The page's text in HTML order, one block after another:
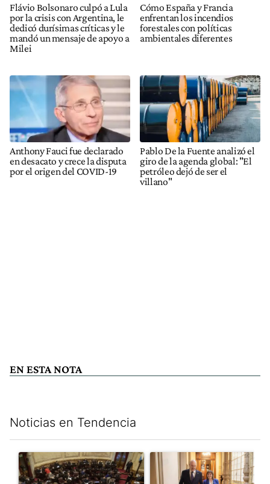
Flávio Bolsonaro culpó a Lula
por la crisis con Argentina, le
dedicó durísimas críticas y le
mandó un mensaje de apoyo a
Milei
Cómo España y Francia
enfrentan los incendios
forestales con políticas
ambientales diferentes
Anthony Fauci fue declarado
en desacato y crece la disputa
por el origen del COVID-19
Pablo De la Fuente analizó el
giro de la agenda global: "El
petróleo dejó de ser el
villano"
EN ESTA NOTA
Noticias en Tendencia
Un artículo de tendencia con el título "El Senado dio media
Un artículo de tendencia